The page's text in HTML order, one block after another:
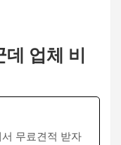
업체 비
무료견적 받자